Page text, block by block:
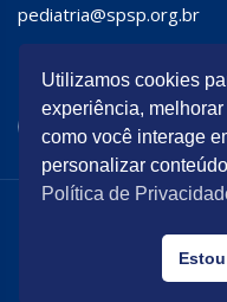
pediatria@spsp.org.br
SIGA A SPSP:
Todos os direitos
conteúdo desta
Utilizamos cookies
experiência,
como você interage
personalizar
Política de